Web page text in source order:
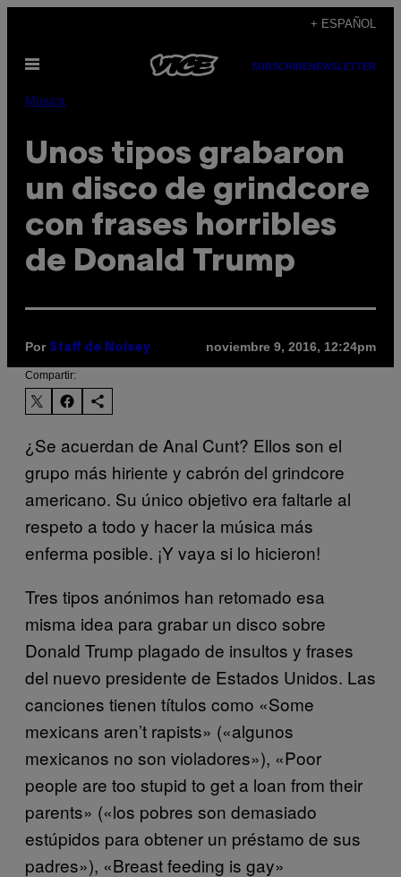
contenido
+ ESPAÑOL
Abrir
SUBSCRIBENEWSLETTER
Música
Unos tipos grabaron
un disco de grindcore
con frases horribles
de Donald Trump
Por Staff de Noisey noviembre 9, 2016, 12:24pm
Compartir:
¿Se acuerdan de Anal Cunt? Ellos son el
grupo más hiriente y cabrón del grindcore
americano. Su único objetivo era faltarle al
respeto a todo y hacer la música más
enferma posible. ¡Y vaya si lo hicieron!
Tres tipos anónimos han retomado esa
misma idea para grabar un disco sobre
Donald Trump plagado de insultos y frases
del nuevo presidente de Estados Unidos. Las
canciones tienen títulos como «Some
mexicans aren’t rapists» («algunos
mexicanos no son violadores»), «Poor
people are too stupid to get a loan from their
parents» («los pobres son demasiado
estúpidos para obtener un préstamo de sus
padres»), «Breast feeding is gay»